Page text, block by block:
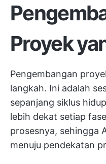
Proyek
Pengembangan
langkah. Ini adalah
sepanjang siklus
lebih dekat setiap
prosesnya, sehingga
menuju pendekatan